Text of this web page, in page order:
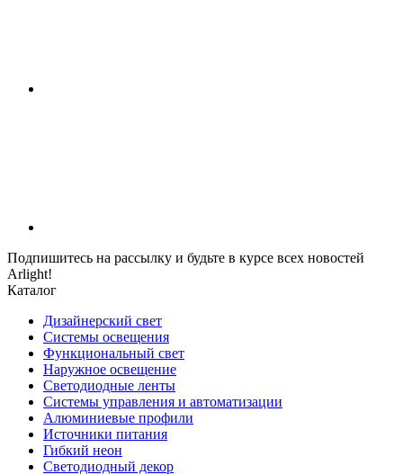
Подпишитесь на рассылку и будьте в курсе всех новостей
Arlight!
Каталог
Дизайнерский свет
Системы освещения
Функциональный свет
Наружное освещение
Светодиодные ленты
Системы управления и автоматизации
Алюминиевые профили
Источники питания
Гибкий неон
Светодиодный декор